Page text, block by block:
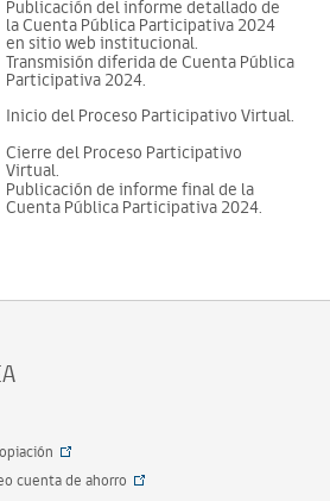
Publicación del informe detallado de
la Cuenta Pública Participativa 2024
en sitio web institucional.
Transmisión diferida de Cuenta Pública
Participativa 2024.
Inicio del Proceso Participativo Virtual.
Cierre del Proceso Participativo
Virtual.
Publicación de informe final de la
Cuenta Pública Participativa 2024.
cuenta de ahorro